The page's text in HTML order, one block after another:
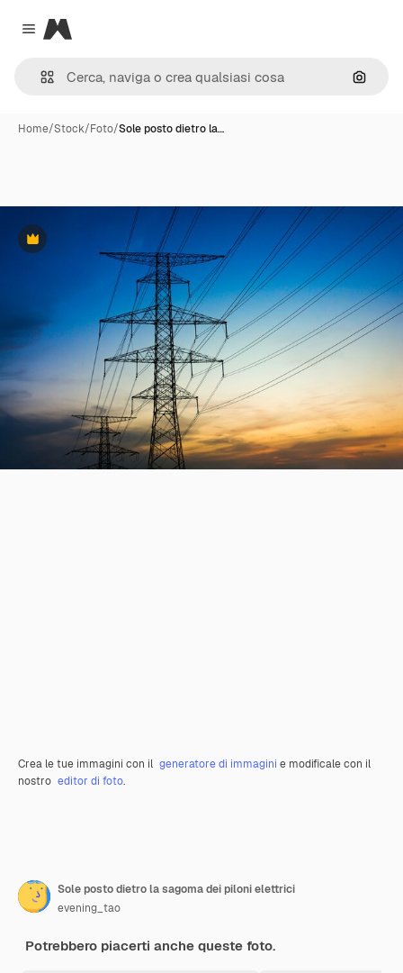
Close menu
Magnific
Cerca
Home/Stock/Foto/Sole posto dietro la…
Premium
Crea le tue immagini con il generatore di immagini e modificale con il
nostro editor di foto.
Sole posto dietro la sagoma dei piloni elettrici
evening_tao
Potrebbero piacerti anche queste foto.